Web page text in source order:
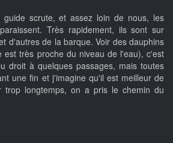
scrute, et assez loin de nous, les
Très rapidement, ils sont sur
d'autres de la barque. Voir des dauphins
est très proche du niveau de l'eau), c'est
droit à quelques passages, mais toutes
une fin et j'imagine qu'il est meilleur de
trop longtemps, on a pris le chemin du